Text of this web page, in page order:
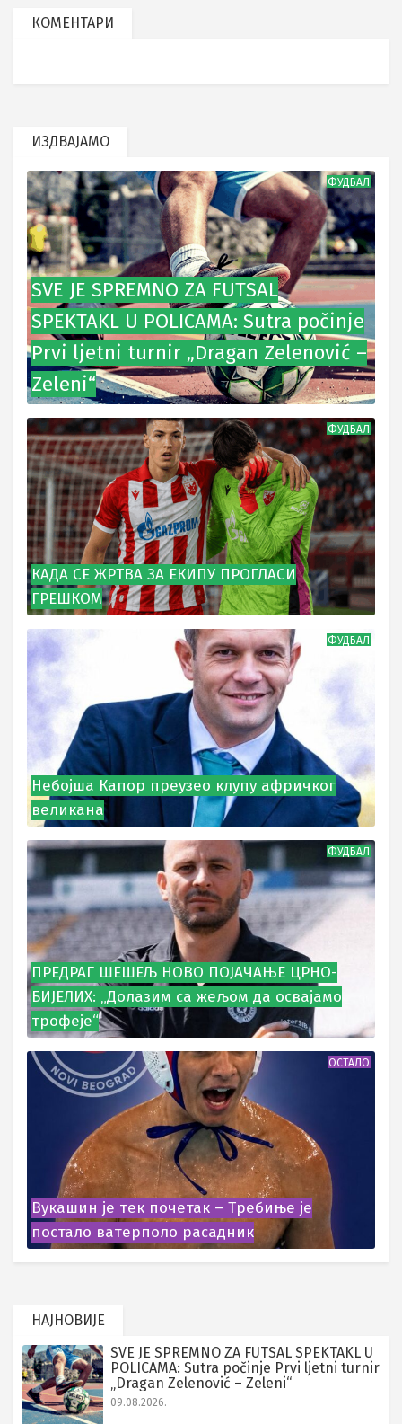
КОМЕНТАРИ
ИЗДВАЈАМО
ФУДБАЛ
SVE JE SPREMNO ZA FUTSAL
SPEKTAKL U POLICAMA: Sutra počinje
Prvi ljetni turnir „Dragan Zelenović –
Zeleni“
ФУДБАЛ
КАДА СЕ ЖРТВА ЗА ЕКИПУ ПРОГЛАСИ
ГРЕШКОМ
ФУДБАЛ
Небојша Капор преузео клупу афричког
великана
ФУДБАЛ
ПРЕДРАГ ШЕШЕЉ НОВО ПОЈАЧАЊЕ ЦРНО-
БИЈЕЛИХ: „Долазим са жељом да освајамо
трофеје“
ОСТАЛО
Вукашин је тек почетак – Требиње је
постало ватерполо расадник
НАЈНОВИЈЕ
SVE JE SPREMNO ZA FUTSAL SPEKTAKL U
POLICAMA: Sutra počinje Prvi ljetni turnir
„Dragan Zelenović – Zeleni“
09.08.2026.